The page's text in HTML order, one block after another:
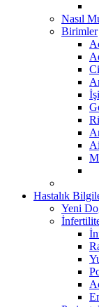
Nasıl
Birimler
Hastalık
Yeni